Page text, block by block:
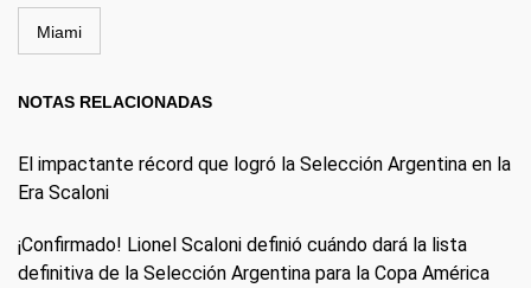
Miami
NOTAS RELACIONADAS
El impactante récord que logró la Selección Argentina en la
Era Scaloni
¡Confirmado! Lionel Scaloni definió cuándo dará la lista
definitiva de la Selección Argentina para la Copa América